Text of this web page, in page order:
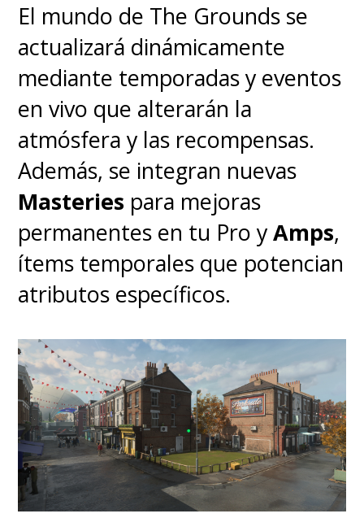
El mundo de The Grounds se
actualizará dinámicamente
mediante temporadas y eventos
en vivo que alterarán la
atmósfera y las recompensas.
Además, se integran nuevas
Masteries para mejoras
permanentes en tu Pro yAmps,
ítems temporales que potencian
atributos específicos.